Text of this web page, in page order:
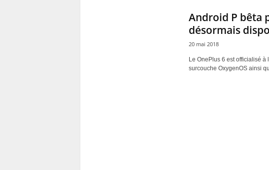
Android P bêta
désormais
20 mai 2018
Le OnePlus 6 est officialisé
surcouche OxygenOS ainsi